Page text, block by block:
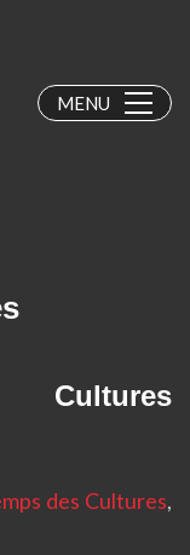
MENU
des Cultures,